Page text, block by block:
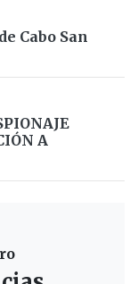
Cabo San
A